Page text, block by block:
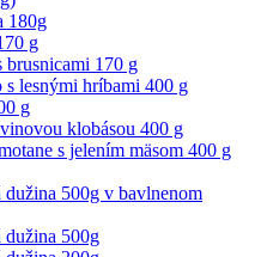
180g
g
brusnicami 170 g
s lesnými hríbami 400 g
g
klobásou 400 g
s jelením mäsom 400 g
dužina 500g v bavlnenom
dužina 500g